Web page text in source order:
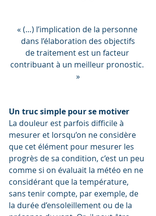
« (…) l’implication de la personne
dans l’élaboration des objectifs
de traitement est un facteur
contribuant à un meilleur pronostic.
»
Un truc simple pour se motiver
La douleur est parfois difficile à
mesurer et lorsqu’on ne considère
que cet élément pour mesurer les
progrès de sa condition, c’est un peu
comme si on évaluait la météo en ne
considérant que la température,
sans tenir compte, par exemple, de
la durée d’ensoleillement ou de la